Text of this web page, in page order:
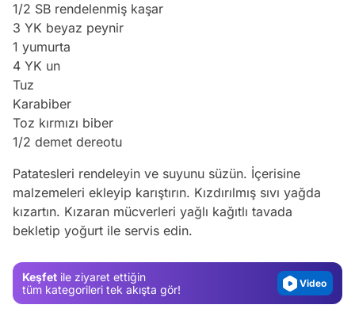
1/2 SB rendelenmiş kaşar
3 YK beyaz peynir
1 yumurta
4 YK un
Tuz
Karabiber
Toz kırmızı biber
1/2 demet dereotu
Patatesleri rendeleyin ve suyunu süzün. İçerisine
malzemeleri ekleyip karıştırın. Kızdırılmış sıvı yağda
kızartın. Kızaran mücverleri yağlı kağıtlı tavada
bekletip yoğurt ile servis edin.
Keşfet ile ziyaret ettiğin
tüm kategorileri tek akışta gör!
Video